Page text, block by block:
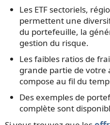
Les ETF sectoriels,
permettent une
du portefeuille, la
gestion du risque.
Les faibles ratios de
grande partie de votre
compose au fil du
Des exemples de
complète sont